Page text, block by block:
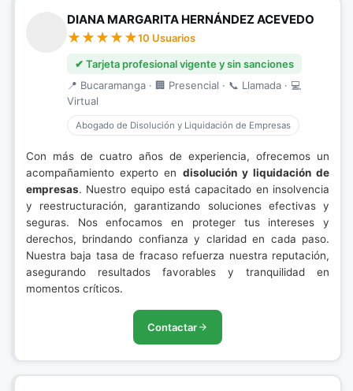
DIANA MARGARITA HERNÁNDEZ ACEVEDO
10 Usuarios
✔ Tarjeta profesional vigente y sin sanciones
📍 Bucaramanga · 🏢 Presencial · 📞 Llamada · 💻
Virtual
Abogado de Disolución y Liquidación de Empresas
Con más de cuatro años de experiencia, ofrecemos un
acompañamiento experto en disolución y liquidación de
empresas. Nuestro equipo está capacitado en insolvencia
y reestructuración, garantizando soluciones efectivas y
seguras. Nos enfocamos en proteger tus intereses y
derechos, brindando confianza y claridad en cada paso.
Nuestra baja tasa de fracaso refuerza nuestra reputación,
asegurando resultados favorables y tranquilidad en
momentos críticos.
Contactar